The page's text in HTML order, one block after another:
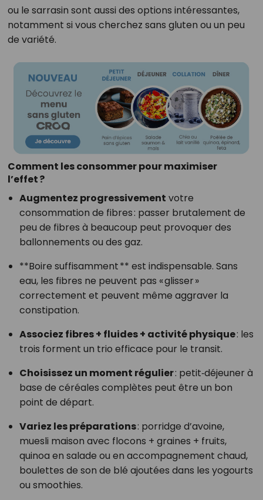
ou le sarrasin sont aussi des options intéressantes,
notamment si vous cherchez sans gluten ou un peu
de variété.
Comment les consommer pour maximiser
l’effet ?
Augmentez progressivement votre
consommation de fibres : passer brutalement de
peu de fibres à beaucoup peut provoquer des
ballonnements ou des gaz.
**Boire suffisamment ** est indispensable. Sans
eau, les fibres ne peuvent pas « glisser »
correctement et peuvent même aggraver la
constipation.
Associez fibres + fluides + activité physique: les
trois forment un trio efficace pour le transit.
Choisissez un moment régulier: petit‑déjeuner à
base de céréales complètes peut être un bon
point de départ.
Variez les préparations: porridge d’avoine,
muesli maison avec flocons + graines + fruits,
quinoa en salade ou en accompagnement chaud,
boulettes de son de blé ajoutées dans les yogourts
ou smoothies.